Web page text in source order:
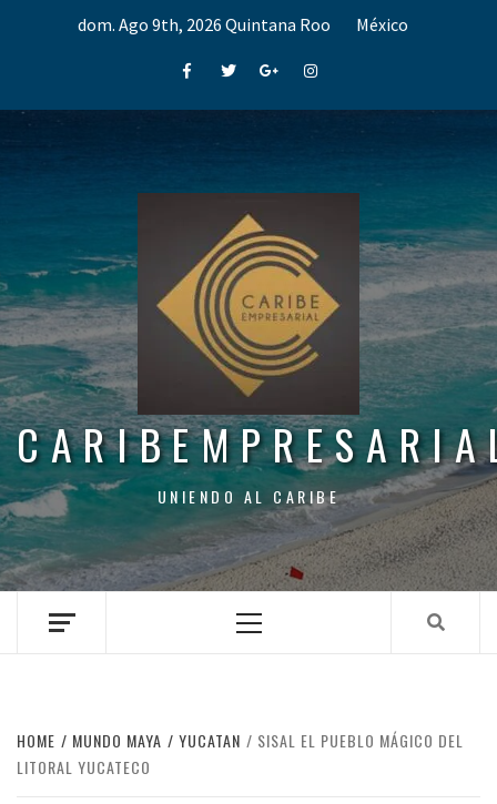
dom. Ago 9th, 2026 Quintana Roo México
FacebookTwitterGoogle+Instagram
UNIENDO AL CARIBE
Menu
HOME MUNDO MAYA YUCATAN
SISAL EL PUEBLO MÁGICO DEL
LITORAL YUCATECO